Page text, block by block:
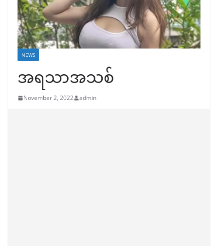
NEWS
အရသာအသစ်
November 2, 2022 admin